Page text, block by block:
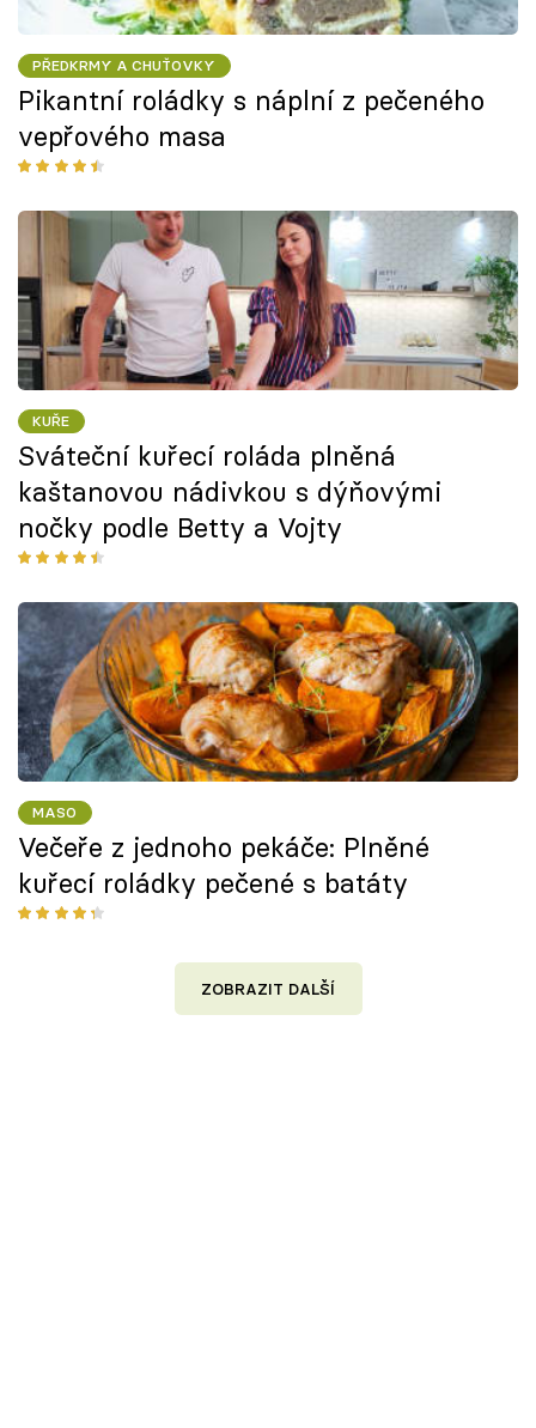
PŘEDKRMY A CHUŤOVKY
Pikantní roládky s náplní z pečeného
vepřového masa
KUŘE
Sváteční kuřecí roláda plněná
kaštanovou nádivkou s dýňovými
nočky podle Betty a Vojty
MASO
Večeře z jednoho pekáče: Plněné
kuřecí roládky pečené s batáty
ZOBRAZIT DALŠÍ